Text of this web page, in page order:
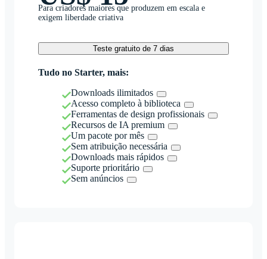
Para criadores maiores que produzem em escala e
exigem liberdade criativa
Teste gratuito de 7 dias
Tudo no Starter, mais:
Downloads ilimitados
Acesso completo à biblioteca
Ferramentas de design profissionais
Recursos de IA premium
Um pacote por mês
Sem atribuição necessária
Downloads mais rápidos
Suporte prioritário
Sem anúncios